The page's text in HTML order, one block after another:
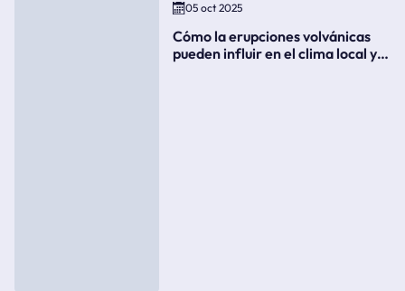
05 oct 2025
Cómo la erupciones volvánicas
pueden influir en el clima local y